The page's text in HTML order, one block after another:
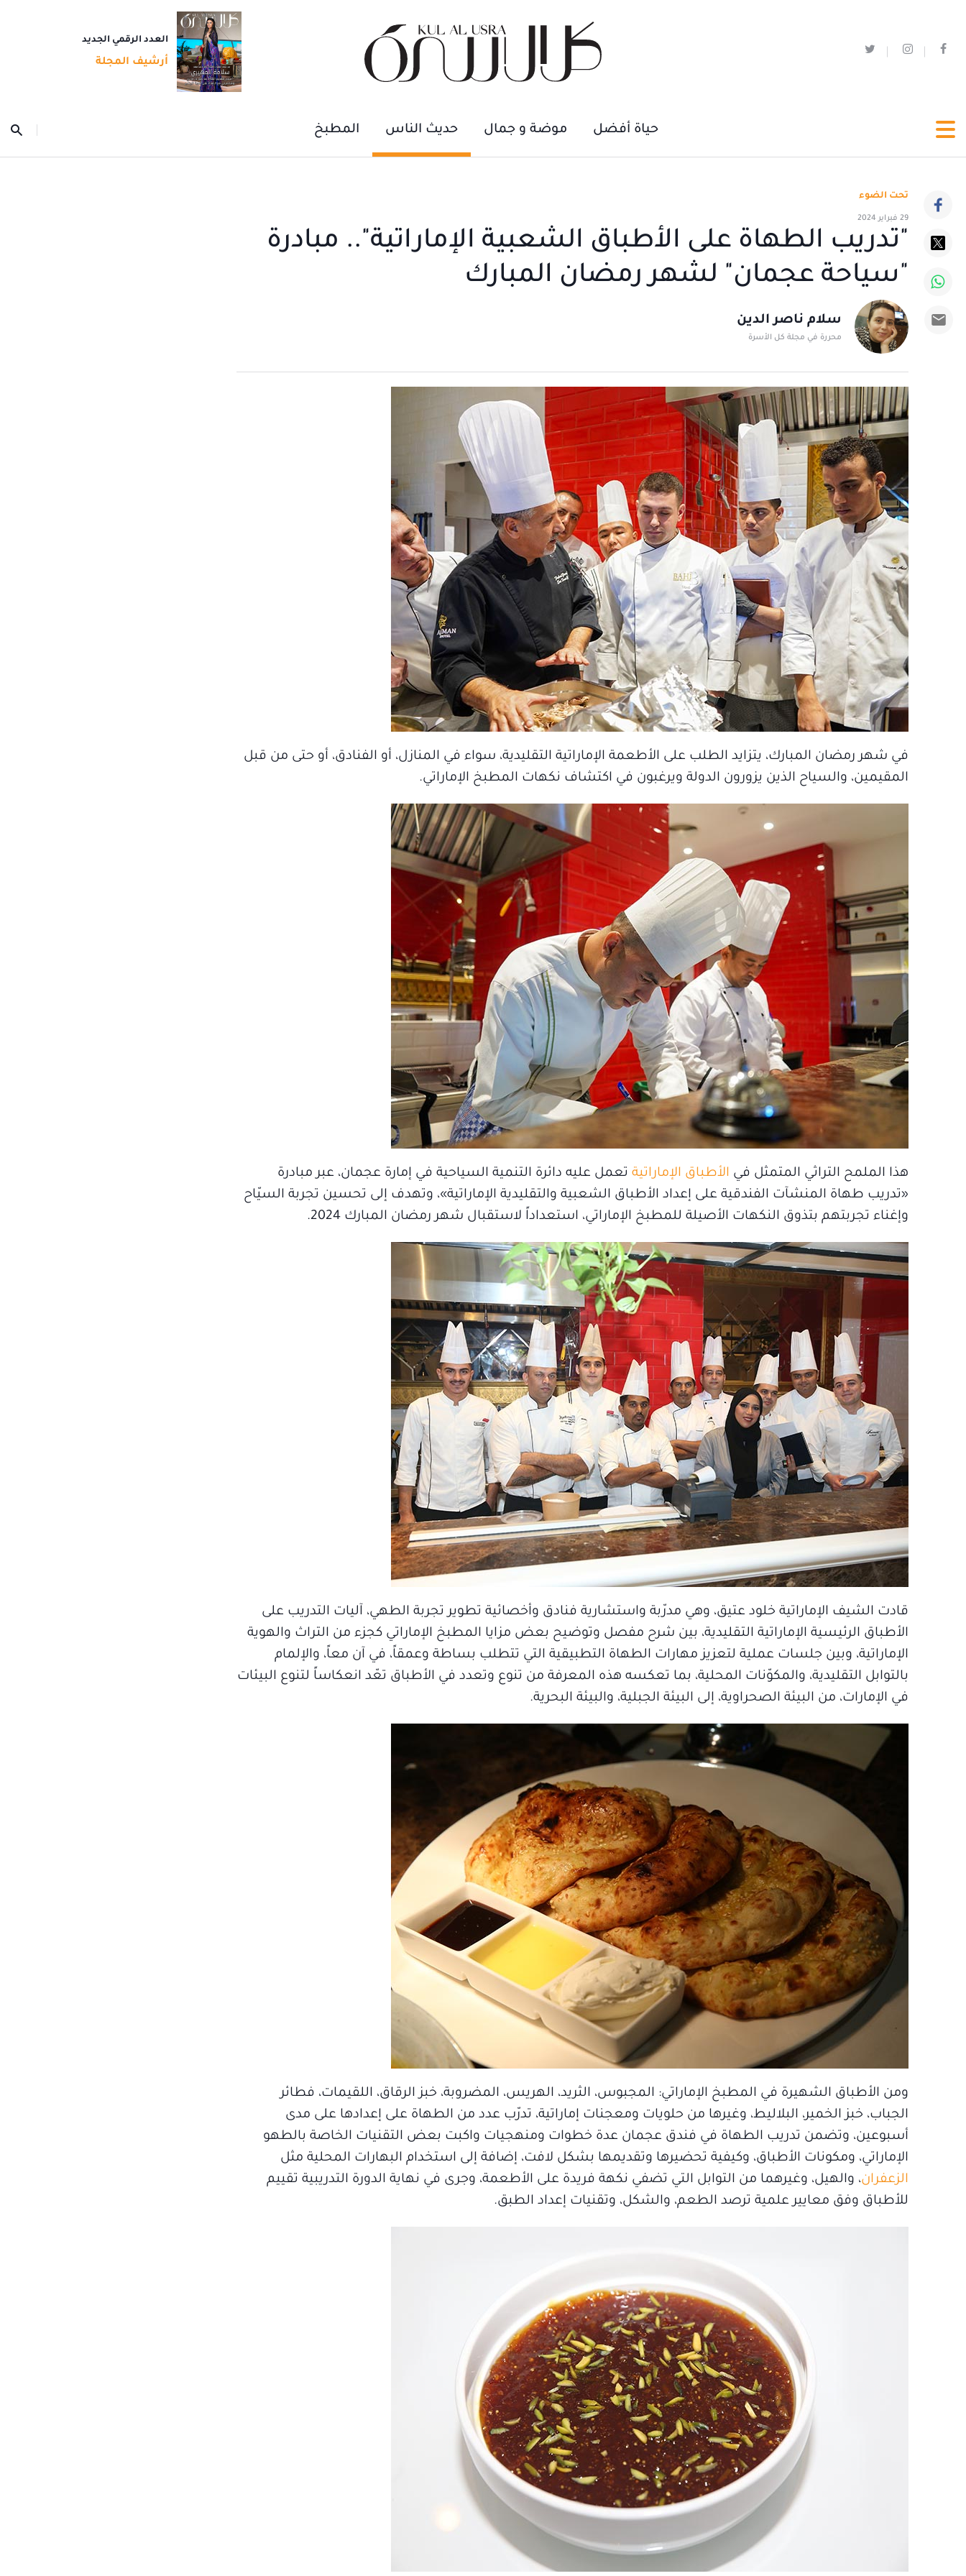
العدد الرقمي الجديد
أرشيف المجلة
حياة أفضل موضة و جمال حديث الناس المطبخ
تحت الضوء
29 فبراير 2024
"تدريب الطهاة على الأطباق الشعبية الإماراتية".. مبادرة
"سياحة عجمان" لشهر رمضان المبارك
سلام ناصر الدين
محررة في مجلة كل الأسرة
في شهر رمضان المبارك، يتزايد الطلب على الأطعمة الإماراتية التقليدية، سواء في المنازل، أو الفنادق، أو حتى من قبل
المقيمين، والسياح الذين يزورون الدولة ويرغبون في اكتشاف نكهات المطبخ الإماراتي.
هذا الملمح التراثي المتمثل في الأطباق الإماراتية تعمل عليه دائرة التنمية السياحية في إمارة عجمان، عبر مبادرة
«تدريب طهاة المنشآت الفندقية على إعداد الأطباق الشعبية والتقليدية الإماراتية»، وتهدف إلى تحسين تجربة السيّاح
وإغناء تجربتهم بتذوق النكهات الأصيلة للمطبخ الإماراتي، استعداداً لاستقبال شهر رمضان المبارك 2024.
قادت الشيف الإماراتية خلود عتيق، وهي مدرّبة واستشارية فنادق وأخصائية تطوير تجربة الطهي، آليات التدريب على
الأطباق الرئيسية الإماراتية التقليدية، بين شرح مفصل وتوضيح بعض مزايا المطبخ الإماراتي كجزء من التراث والهوية
الإماراتية، وبين جلسات عملية لتعزيز مهارات الطهاة التطبيقية التي تتطلب بساطة وعمقاً، في آن معاً، والإلمام
بالتوابل التقليدية، والمكوّنات المحلية، بما تعكسه هذه المعرفة من تنوع وتعدد في الأطباق تعّد انعكاساً لتنوع البيئات
في الإمارات، من البيئة الصحراوية، إلى البيئة الجبلية، والبيئة البحرية.
ومن الأطباق الشهيرة في المطبخ الإماراتي: المجبوس، الثريد، الهريس، المضروبة، خبز الرقاق، اللقيمات، فطائر
الجباب، خبز الخمير، البلاليط، وغيرها من حلويات ومعجنات إماراتية، تدرّب عدد من الطهاة على إعدادها على مدى
أسبوعين، وتضمن تدريب الطهاة في فندق عجمان عدة خطوات ومنهجيات واكبت بعض التقنيات الخاصة بالطهو
الإماراتي، ومكونات الأطباق، وكيفية تحضيرها وتقديمها بشكل لافت، إضافة إلى استخدام البهارات المحلية مثل
الزعفران، والهيل، وغيرهما من التوابل التي تضفي نكهة فريدة على الأطعمة، وجرى في نهاية الدورة التدريبية تقييم
للأطباق وفق معايير علمية ترصد الطعم، والشكل، وتقنيات إعداد الطبق.